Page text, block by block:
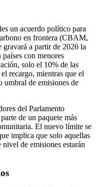
un acuerdo político para
en frontera (CBAM,
gravará a partir de 2026 la
con menores
solo el 10% de las
recargo, mientras que el
umbral de emisiones de
del Parlamento
de un paquete más
El nuevo límite se
implica que solo aquellas
de emisiones estarán